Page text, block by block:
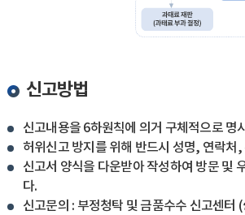
신고방법
신고내용을 6하원칙에 의거 구체적으로 명시
허위신고 방지를 위해 반드시 성명, 연락처,
신고서 양식을 다운받아 작성하여 방문 및
다.
신고문의 : 부정청탁 및 금품수수 신고센